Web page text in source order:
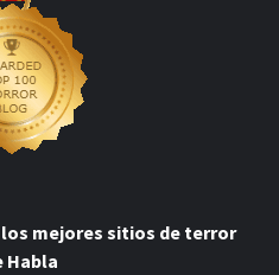
los mejores sitios de terror
Habla